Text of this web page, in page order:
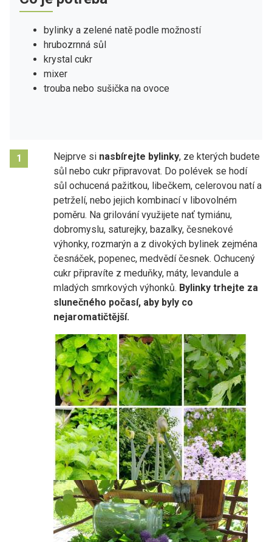
bylinky a zelené natě podle možností
hrubozrnná sůl
krystal cukr
mixer
trouba nebo sušička na ovoce
1 Nejprve si nasbírejte bylinky, ze kterých budete
sůl nebo cukr připravovat. Do polévek se hodí
sůl ochucená pažitkou, libečkem, celerovou natí a
petrželí, nebo jejich kombinací v libovolném
poměru. Na grilování využijete nať tymiánu,
dobromyslu, saturejky, bazalky, česnekové
výhonky, rozmarýn a z divokých bylinek zejména
česnáček, popenec, medvědí česnek. Ochucený
cukr připravíte z meduňky, máty, levandule a
mladých smrkových výhonků. Bylinky trhejte za
slunečného počasí, aby byly co
nejaromatičtější.